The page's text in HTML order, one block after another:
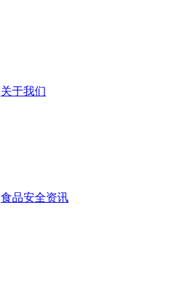
关于我们
食品安全资讯